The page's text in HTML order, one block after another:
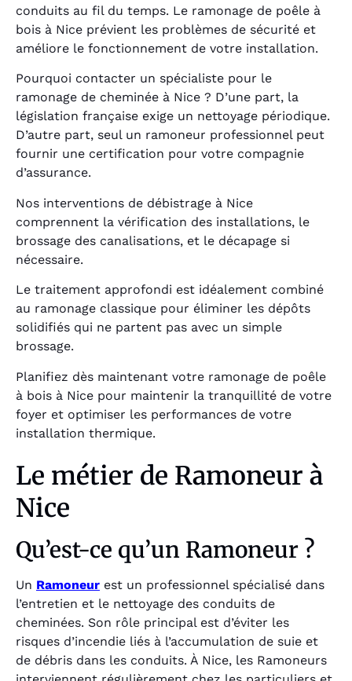
conduits au fil du temps. Le ramonage de poêle à
bois à Nice prévient les problèmes de sécurité et
améliore le fonctionnement de votre installation.
Pourquoi contacter un spécialiste pour le
ramonage de cheminée à Nice ? D’une part, la
législation française exige un nettoyage périodique.
D’autre part, seul un ramoneur professionnel peut
fournir une certification pour votre compagnie
d’assurance.
Nos interventions de débistrage à Nice
comprennent la vérification des installations, le
brossage des canalisations, et le décapage si
nécessaire.
Le traitement approfondi est idéalement combiné
au ramonage classique pour éliminer les dépôts
solidifiés qui ne partent pas avec un simple
brossage.
Planifiez dès maintenant votre ramonage de poêle
à bois à Nice pour maintenir la tranquillité de votre
foyer et optimiser les performances de votre
installation thermique.
Le métier de Ramoneur à
Nice
Qu’est-ce qu’un Ramoneur ?
Un Ramoneur est un professionnel spécialisé dans
l’entretien et le nettoyage des conduits de
cheminées. Son rôle principal est d’éviter les
risques d’incendie liés à l’accumulation de suie et
de débris dans les conduits. À Nice, les Ramoneurs